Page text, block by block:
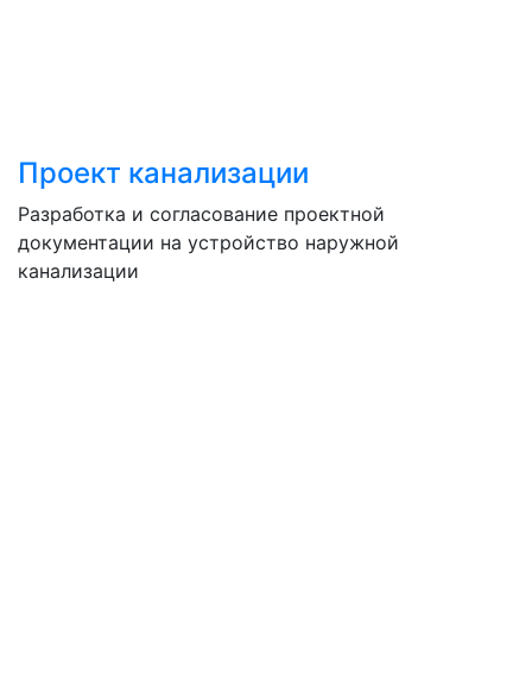
Проект канализации
Разработка и согласование проектной
документации на устройство наружной
канализации